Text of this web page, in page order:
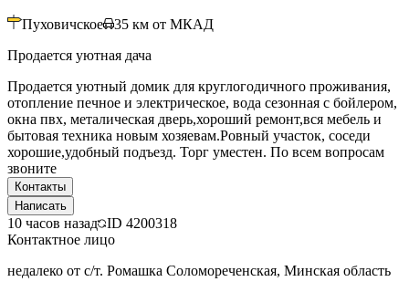
Пуховичское 35 км от МКАД
Продается уютная дача
Продается уютный домик для круглогодичного проживания,
отопление печное и электрическое, вода сезонная с бойлером,
окна пвх, металическая дверь,хороший ремонт,вся мебель и
бытовая техника новым хозяевам.Ровный участок, соседи
хорошие,удобный подъезд. Торг уместен. По всем вопросам
звоните
Контакты
Написать
10 часов назад ID 4200318
Контактное лицо
недалеко от с/т. Ромашка Соломореченская, Минская область